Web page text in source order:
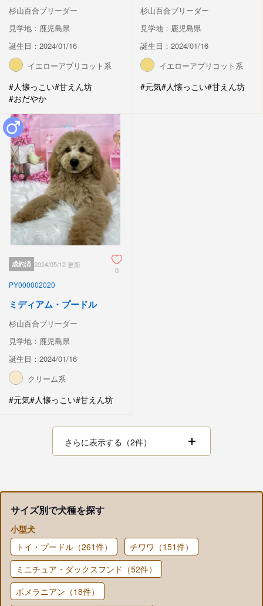
杉山百合ブリーダー
見学地：鹿児島県
誕生日：2024/01/16
イエローアプリコット系
#人懐っこい#甘えん坊
#おだやか
杉山百合ブリーダー
見学地：鹿児島県
誕生日：2024/01/16
イエローアプリコット系
#元気#人懐っこい#甘えん坊
成約済 2024/05/12 更新
0
PY000002020
ミディアム・プードル
杉山百合ブリーダー
見学地：鹿児島県
誕生日：2024/01/16
クリーム系
#元気#人懐っこい#甘えん坊
さらに表示する（2件）
サイズ別で犬種を探す
小型犬
トイ・プードル（261件）
チワワ（151件）
ミニチュア・ダックスフンド（52件）
ポメラニアン（18件）